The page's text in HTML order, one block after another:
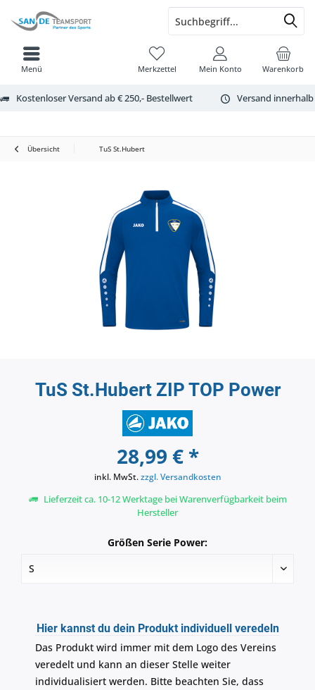
Kostenloser Versand ab € 250,- Bestellwert Versand
Warenkorb
Merkzettel Mein Konto
Menü
Übersicht TuS St.Hubert
TuS St.Hubert ZIP TOP Power
28,99 € *
inkl. MwSt.zzgl. Versandkosten
Lieferzeit ca. 10-12 Werktage bei Warenverfügbarkeit beim
Hersteller
Größen Serie Power:
Hier kannst du dein Produkt individuell veredeln
Das Produkt wird immer mit dem Logo des Vereins
veredelt und kann an dieser Stelle weiter
individualisiert werden. Bitte beachten Sie, dass